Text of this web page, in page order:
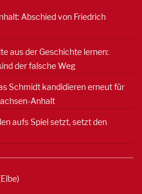
Abschied von Friedrich
aus der Geschichte lernen:
der falsche Weg
Schmidt kandidieren erneut für
Anhalt
aufs Spiel setzt, setzt den